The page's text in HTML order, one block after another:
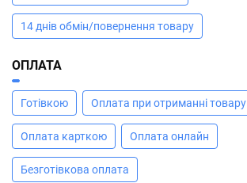
14 днів обмін/повернення товару
ОПЛАТА
Готівкою Оплата при отриманні товару
Оплата карткою Оплата онлайн
Безготівкова оплата